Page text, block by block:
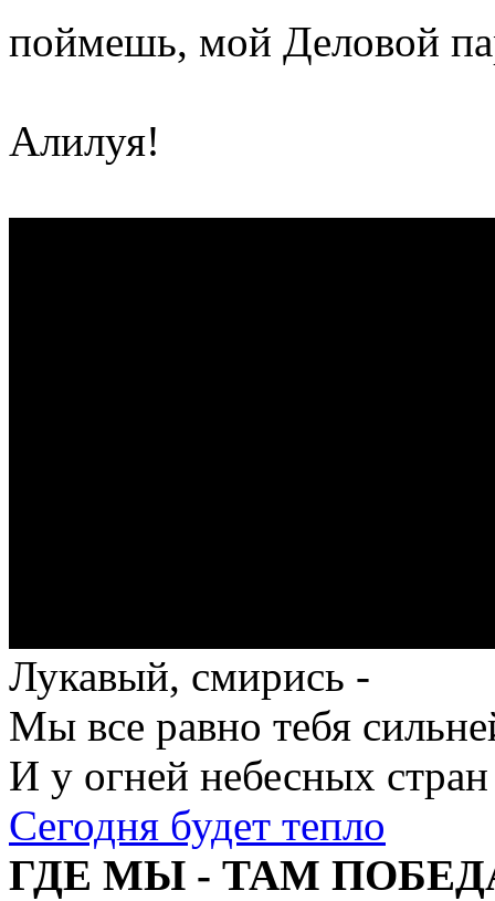
поймешь, мой Деловой
Алилуя!
Лукавый, смирись -
Мы все равно тебя
И у огней небесных стран
Сегодня будет тепло
ГДЕ МЫ - ТАМ